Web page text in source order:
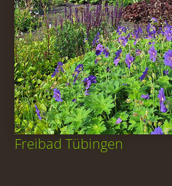
Freibad Tübingen